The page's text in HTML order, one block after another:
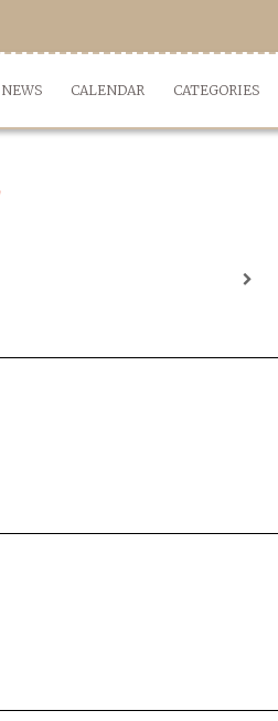
NEWS CALENDAR CATEGORIES